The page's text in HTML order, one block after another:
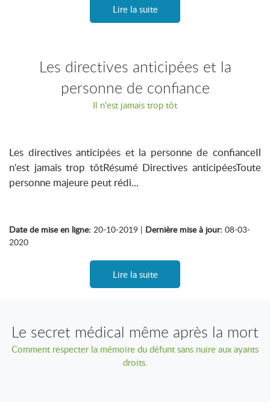
Lire la suite
Les directives anticipées et la
personne de confiance
Il n'est jamais trop tôt
Les directives anticipées et la personne de confianceIl
n'est jamais trop tôtRésumé Directives anticipéesToute
personne majeure peut rédi...
Date de mise en ligne: 20-10-2019 | Dernière mise à jour: 08-03-
2020
Lire la suite
Le secret médical même après la mort
Comment respecter la mémoire du défunt sans nuire aux ayants
droits.